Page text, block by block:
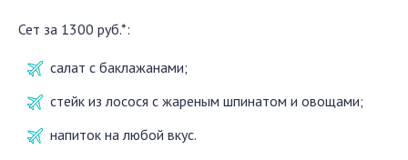
Сет за 1300 руб.*:
салат с баклажанами;
стейк из лосося с жареным шпинатом и овощами;
напиток на любой вкус.